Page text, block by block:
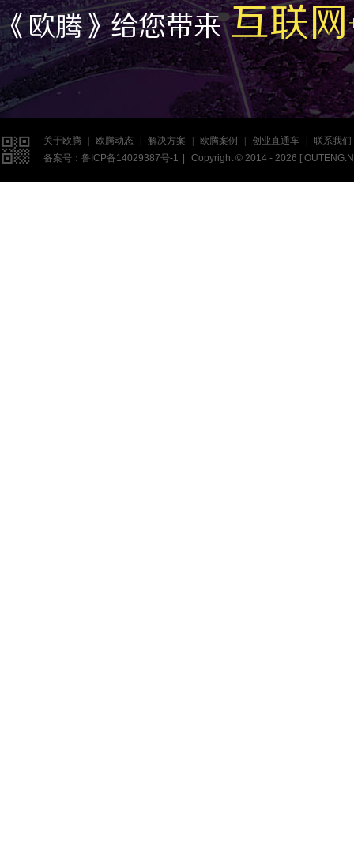
《欧腾》给您带来互联网
 关于欧腾 欧腾动态 解决方案 欧腾案例 创业直通车
联系我们
备案号： 鲁ICP备14029387号-1 Copyright © 2014 - 2026 [